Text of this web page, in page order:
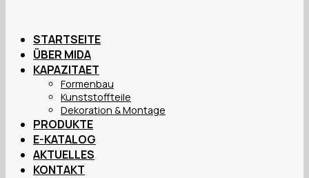
STARTSEITE
ÜBER MIDA
KAPAZITAET
Formenbau
Kunststoffteile
Dekoration & Montage
PRODUKTE
E-KATALOG
AKTUELLES
KONTAKT